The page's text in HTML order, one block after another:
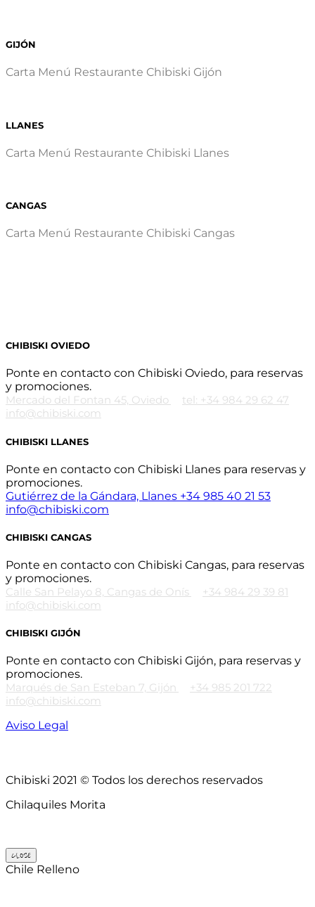
GIJÓN
Carta Menú Restaurante Chibiski Gijón
LLANES
Carta Menú Restaurante Chibiski Llanes
CANGAS
Carta Menú Restaurante Chibiski Cangas
CHIBISKI OVIEDO
Ponte en contacto con Chibiski Oviedo, para reservas
y promociones.
Mercado del Fontan 45, Oviedo
tel: +34 984 29 62 47
info@chibiski.com
CHIBISKI LLANES
Ponte en contacto con Chibiski Llanes para reservas y
promociones.
Gutiérrez de la Gándara, Llanes +34 985 40 21 53
info@chibiski.com
CHIBISKI CANGAS
Ponte en contacto con Chibiski Cangas, para reservas
y promociones.
Calle San Pelayo 8, Cangas de Onís
+34 984 29 39 81
info@chibiski.com
CHIBISKI GIJÓN
Ponte en contacto con Chibiski Gijón, para reservas y
promociones.
Marqués de San Esteban 7, Gijón
+34 985 201 722
info@chibiski.com
Aviso Legal
Chibiski 2021 © Todos los derechos reservados
Chilaquiles Morita
CLOSE
Chile Relleno